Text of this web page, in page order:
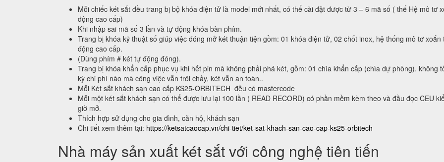
Mỗi chiếc két sắt đều trang bị bộ khóa điện tử là model mới nhất, có thể cài đặt được từ 3 – 6 mã số ( thế Hệ mô tơ
động cao cấp)
Khi nhập sai mã số 3 lần và tự động khóa bàn phím.
Trang bị khóa kỹ thuật số giúp việc đóng mở két thuận tiện gồm: 01 khóa điện tử, 02 chốt inox, hệ thống mô tơ xoắn
động cao cấp.
(Dùng phím # két tự động đóng).
Trang bị khóa khẩn cấp phục vụ khi hết pin mà không phải phá két, gồm: 01 chìa khẩn cấp (chìa dự phòng). không
kỳ chi phí nào mà công việc vẫn trôi chảy, két vẫn an toàn..
Mỗi Két sắt khách sạn cao cấp KS25-ORBITECH đều có mastercode
Mỗi một két sắt khách sạn có thể được lưu lại 100 lần ( READ RECORD) có phần mềm kèm theo và đầu đọc CEU
giờ mở.
Thích hợp sử dụng cho gia đình, căn hộ, khách sạn
Chi tiết xem thêm tại: https://ketsatcaocap.vn/chi-tiet/ket-sat-khach-san-cao-cap-ks25-orbitech
Nhà máy sản xuất két sắt với công nghệ tiên tiến